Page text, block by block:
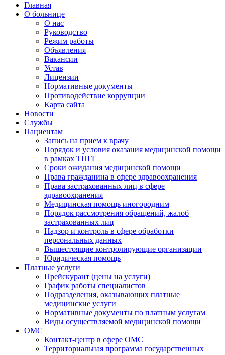
Главная
О больнице
О нас
Руководство
Режим работы
Объявления
Вакансии
Устав
Лицензии
Нормативные документы
Противодействие коррупции
Карта сайта
Новости
Службы
Пациентам
Запись на прием к врачу
Порядок и условия оказания медицинской помощи
в рамках ТПГГ
Сроки ожидания медицинской помощи
Права гражданина в сфере здравоохранения
Права застрахованных лиц в сфере
здравоохранения
Медицинская помощь иногородним
Порядок рассмотрения обращений, жалоб
застрахованных лиц
Надзор и контроль в сфере обработки
персональных данных
Вышестоящие контролирующие организации
Юридическая помощь
Платные услуги
Прейскурант (цены на услуги)
График работы специалистов
Подразделения, оказывающих платные
медицинские услуги
Нормативные документы по платным услугам
Виды осуществляемой медицинской помощи
ОМС
Контакт-центр в сфере ОМС
Территориальная программа государственных